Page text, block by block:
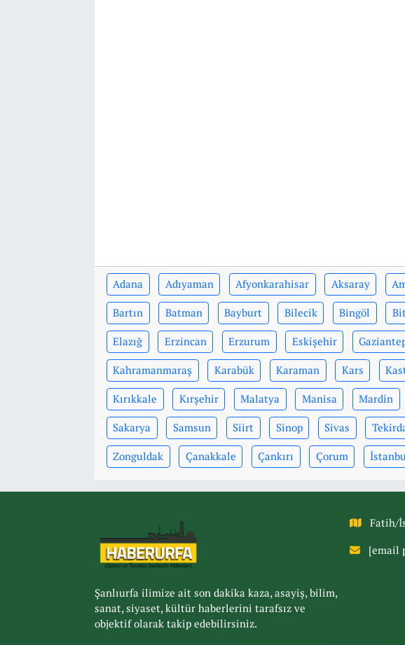
Adana Adıyaman Afyonkarahisar Aksaray
Bartın Batman Bayburt Bilecik Bingöl
Elazığ Erzincan Erzurum Eskişehir
Kahramanmaraş Karabük Karaman Kars
Kırıkkale Kırşehir Malatya Manisa Mardin
Sakarya Samsun Siirt Sinop Sivas
Zonguldak Çanakkale Çankırı Çorum
Şanlıurfa ilimize ait son dakika kaza, asayiş, bilim,
sanat, siyaset, kültür haberlerini tarafsız ve
objektif olarak takip edebilirsiniz.
Fatih/
[email